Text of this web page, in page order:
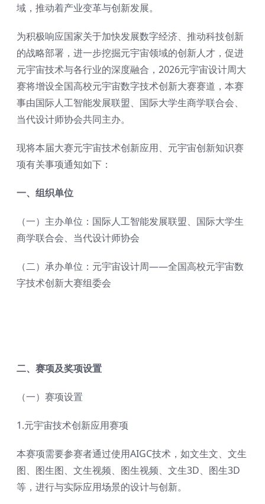
域，推动着产业变革与创新发展。
为积极响应国家关于加快发展数字经济、推动科技创新
的战略部署，进一步挖掘元宇宙领域的创新人才，促进
元宇宙技术与各行业的深度融合，2026元宇宙设计周大
赛将增设全国高校元宇宙数字技术创新大赛赛道，本赛
事由国际人工智能发展联盟、国际大学生商学联合会、
当代设计师协会共同主办。
现将本届大赛元宇宙技术创新应用、元宇宙创新知识赛
项有关事项通知如下：
一、 组织单位
（一）主办单位：国际人工智能发展联盟、国际大学生
商学联合会、当代设计师协会
（二）承办单位：元宇宙设计周——全国高校元宇宙数
字技术创新大赛组委会
二、赛项及奖项设置
（一）赛项设置
1.元宇宙技术创新应用赛项
本赛项需要参赛者通过使用AIGC技术，如文生文、文生
图、图生图、文生视频、图生视频、文生3D、图生3D
等，进行与实际应用场景的设计与创新。